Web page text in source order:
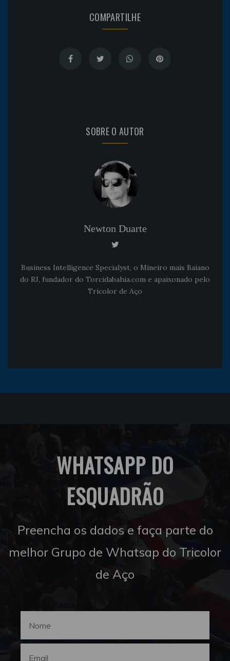
COMPARTILHE
SOBRE O AUTOR
Newton Duarte
Business Intelligence Specialyst, o Mineiro mais Baiano
do RJ, fundador do Torcidabahia.com e apaixonado pelo
Tricolor de Aço
WHATSAPP DO
ESQUADRÃO
Preencha os dados e faça parte do
melhor Grupo de Whatsap do Tricolor
de Aço